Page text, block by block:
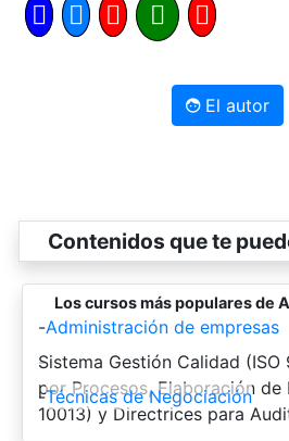
El autor
Contenidos que te
Los cursos más populares de
-Administración de empresas
-
Sistema Gestión Calidad (ISO
por Procesos, Elaboración de
10013) y Directrices para
-Técnicas de Negociación